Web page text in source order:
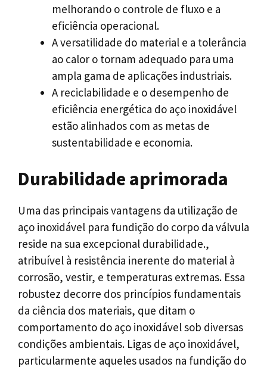
melhorando o controle de fluxo e a
eficiência operacional.
A versatilidade do material e a tolerância
ao calor o tornam adequado para uma
ampla gama de aplicações industriais.
A reciclabilidade e o desempenho de
eficiência energética do aço inoxidável
estão alinhados com as metas de
sustentabilidade e economia.
Durabilidade aprimorada
Uma das principais vantagens da utilização de
aço inoxidável para fundição do corpo da válvula
reside na sua excepcional durabilidade.,
atribuível à resistência inerente do material à
corrosão, vestir, e temperaturas extremas. Essa
robustez decorre dos princípios fundamentais
da ciência dos materiais, que ditam o
comportamento do aço inoxidável sob diversas
condições ambientais. Ligas de aço inoxidável,
particularmente aqueles usados ​​na fundição do